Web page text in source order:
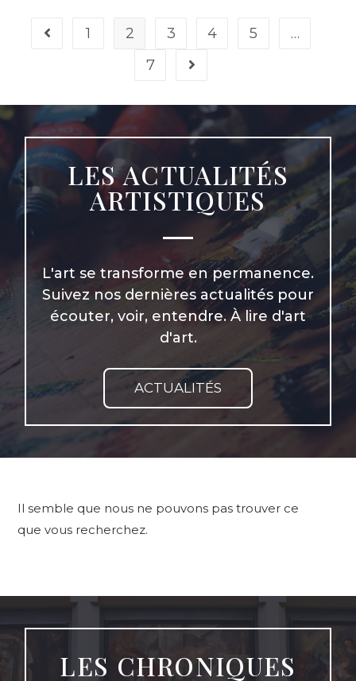
1 2 3 4 5
…
7
LES ACTUALITÉS
ARTISTIQUES
L'art se transforme en permanence.
Suivez nos dernières actualités pour
écouter, voir, entendre. À lire d'art
d'art.
ACTUALITÉS
Il semble que nous ne pouvons pas trouver ce
que vous recherchez.
LES CHRONIQUES